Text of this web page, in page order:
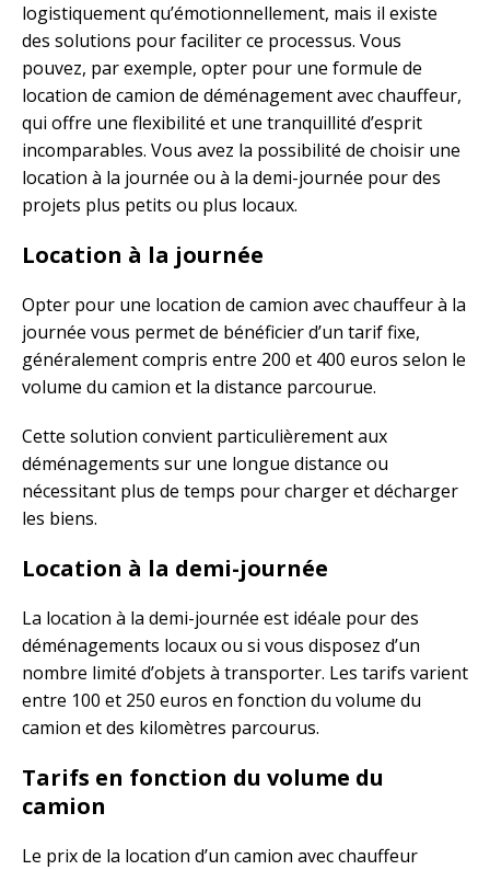
logistiquement qu’émotionnellement, mais il existe
des solutions pour faciliter ce processus. Vous
pouvez, par exemple, opter pour une formule de
location de camion de déménagement avec chauffeur,
qui offre une flexibilité et une tranquillité d’esprit
incomparables. Vous avez la possibilité de choisir une
location à la journée ou à la demi-journée pour des
projets plus petits ou plus locaux.
Location à la journée
Opter pour une location de camion avec chauffeur à la
journée vous permet de bénéficier d’un tarif fixe,
généralement compris entre 200 et 400 euros selon le
volume du camion et la distance parcourue.
Cette solution convient particulièrement aux
déménagements sur une longue distance ou
nécessitant plus de temps pour charger et décharger
les biens.
Location à la demi-journée
La location à la demi-journée est idéale pour des
déménagements locaux ou si vous disposez d’un
nombre limité d’objets à transporter. Les tarifs varient
entre 100 et 250 euros en fonction du volume du
camion et des kilomètres parcourus.
Tarifs en fonction du volume du
camion
Le prix de la location d’un camion avec chauffeur